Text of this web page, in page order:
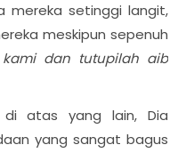
mereka setinggi langit,
meskipun sepenuh
kami dan tutupilah aib
di atas yang lain, Dia
yang sangat bagus